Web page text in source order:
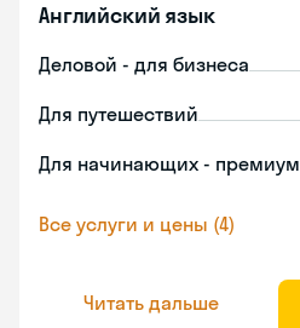
Английский язык
Деловой - для бизнеса
Для путешествий
Для начинающих - премиум
Все услуги и цены (4)
Читать дальше